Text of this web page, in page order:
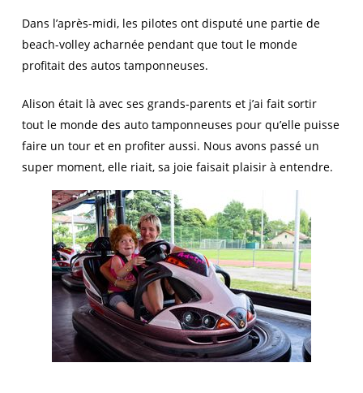
Dans l’après-midi, les pilotes ont disputé une partie de
beach-volley acharnée pendant que tout le monde
profitait des autos tamponneuses.
Alison était là avec ses grands-parents et j’ai fait sortir
tout le monde des auto tamponneuses pour qu’elle puisse
faire un tour et en profiter aussi. Nous avons passé un
super moment, elle riait, sa joie faisait plaisir à entendre.